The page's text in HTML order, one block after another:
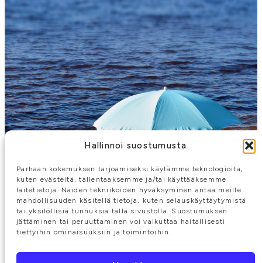
Hallinnoi suostumusta
Parhaan kokemuksen tarjoamiseksi käytämme teknologioita,
kuten evästeitä, tallentaaksemme ja/tai käyttääksemme
laitetietoja. Näiden tekniikoiden hyväksyminen antaa meille
mahdollisuuden käsitellä tietoja, kuten selauskäyttäytymistä
tai yksilöllisiä tunnuksia tällä sivustolla. Suostumuksen
jättäminen tai peruuttaminen voi vaikuttaa haitallisesti
tiettyihin ominaisuuksiin ja toimintoihin.